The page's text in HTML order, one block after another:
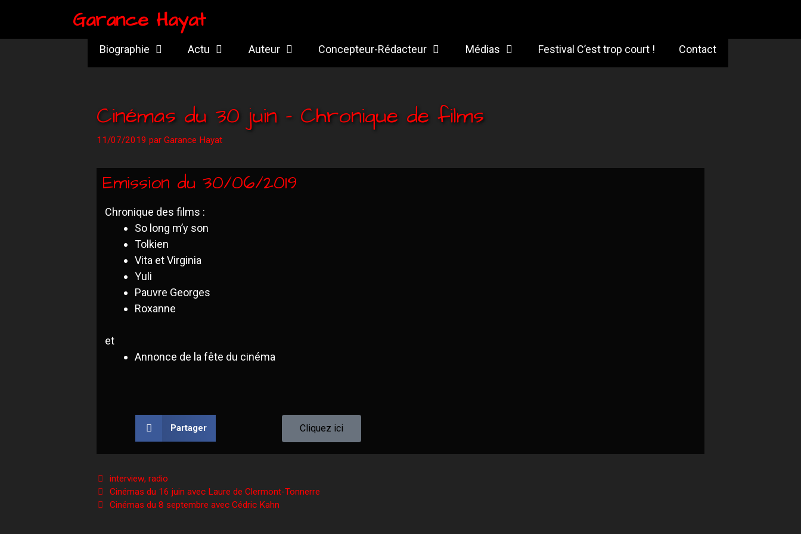
Garance Hayat
Biographie Actu Auteur Concepteur-Rédacteur Médias Festival C’est trop court ! Contact
Cinémas du 30 juin – Chronique de films
11/07/2019 par Garance Hayat
Emission du 30/06/2019
Chronique des films :
So long m’y son
Tolkien
Vita et Virginia
Yuli
Pauvre Georges
Roxanne
et
Annonce de la fête du cinéma
Partager Cliquez ici
interview,radio
Cinémas du 16 juin avec Laure de Clermont-Tonnerre
Cinémas du 8 septembre avec Cédric Kahn